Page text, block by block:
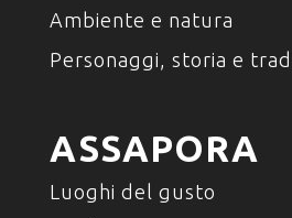
Ambiente e natura
Personaggi, storia e
ASSAPORA
Luoghi del gusto